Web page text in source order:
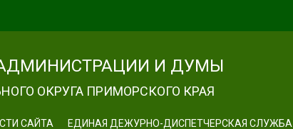
И ДУМЫ
ОКРУГА ПРИМОРСКОГО КРАЯ
САЙТА ЕДИНАЯ ДЕЖУРНО-ДИСПЕТЧЕРСКАЯ СЛУЖБА